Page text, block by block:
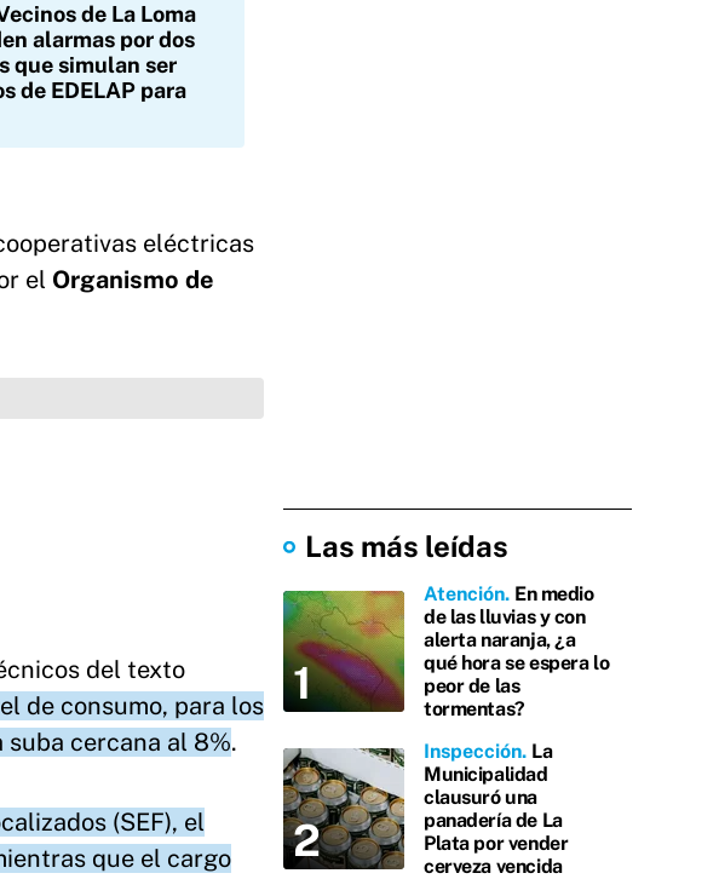
de La Loma
alarmas por dos
que simulan ser
de EDELAP para
eléctricas
el Organismo de
del texto
de consumo, para los
cercana al 8%.
(SEF), el
que el cargo
Las más leídas
Atención En medio
de las lluvias y con
alerta naranja, ¿a
qué hora se espera lo
peor de las
tormentas?
Inspección La
Municipalidad
clausuró una
panadería de La
Plata por vender
cerveza vencida